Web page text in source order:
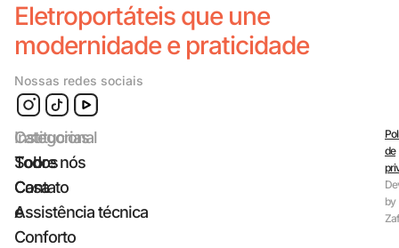
Eletroportáteis que une
modernidade e praticidade
Nossas redes sociais
Categorias
Todos
Casa
e
Conforto
Institucional
Sobre nós
Contato
Assistência técnica
de
by